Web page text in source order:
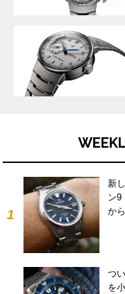
1
新
ン9
か
つ
を